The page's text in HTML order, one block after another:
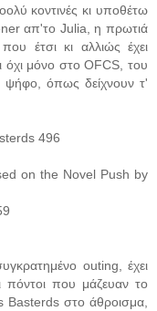
κοντινές κι υποθέτω
απ'το Julia, η πρωτιά
έτσι κι αλλιώς έχει
όχι μόνο στο OFCS, του
ψήφο, όπως δείχνουν τ'
496
on the Novel Push by
outing, έχει
πόντοι που μάζευαν το
στο άθροισμα,